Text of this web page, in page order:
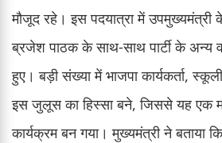
मौजूद रहे। इस पदयात्रा में उपमुख्यमंत्री
ब्रजेश पाठक के साथ-साथ पार्टी के अन्य
हुए। बड़ी संख्या में भाजपा कार्यकर्ता,
इस जुलूस का हिस्सा बने, जिससे यह एक
कार्यक्रम बन गया। मुख्यमंत्री ने बताया